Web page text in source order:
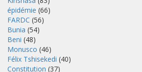
épidémie (66)
FARDC (56)
Bunia (54)
Beni (48)
Monusco (46)
Félix Tshisekedi (40)
Constitution (37)